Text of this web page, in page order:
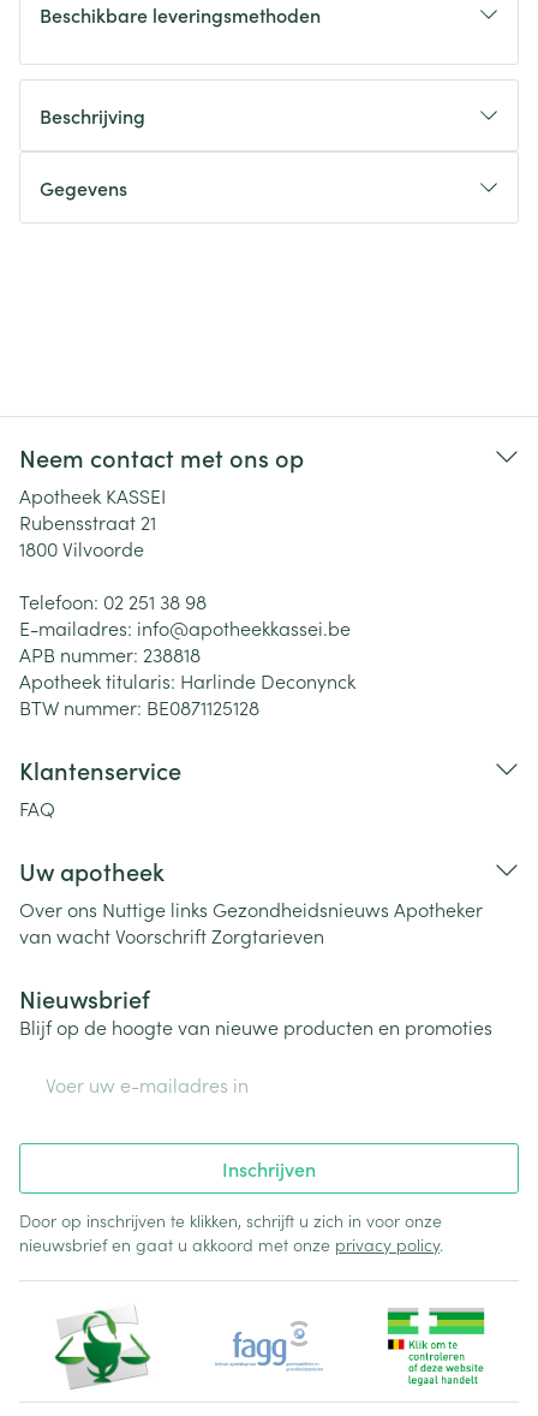
Beschikbare leveringsmethoden
Beschrijving
Gegevens
Neem contact met ons op
Apotheek KASSEI
Rubensstraat 21
1800Vilvoorde
Telefoon: 02 251 38 98
E-mailadres: info@apotheekkassei.be
APB nummer: 238818
Apotheek titularis: Harlinde Deconynck
BTW nummer: BE0871125128
Klantenservice
FAQ
Uw apotheek
Over ons Nuttige links Gezondheidsnieuws Apotheker
van wachtVoorschriftZorgtarieven
Nieuwsbrief
Blijf op de hoogte van nieuwe producten en promoties
Inschrijven
Door op inschrijven te klikken, schrijft u zich in voor onze
nieuwsbrief en gaat u akkoord met onze privacy policy.